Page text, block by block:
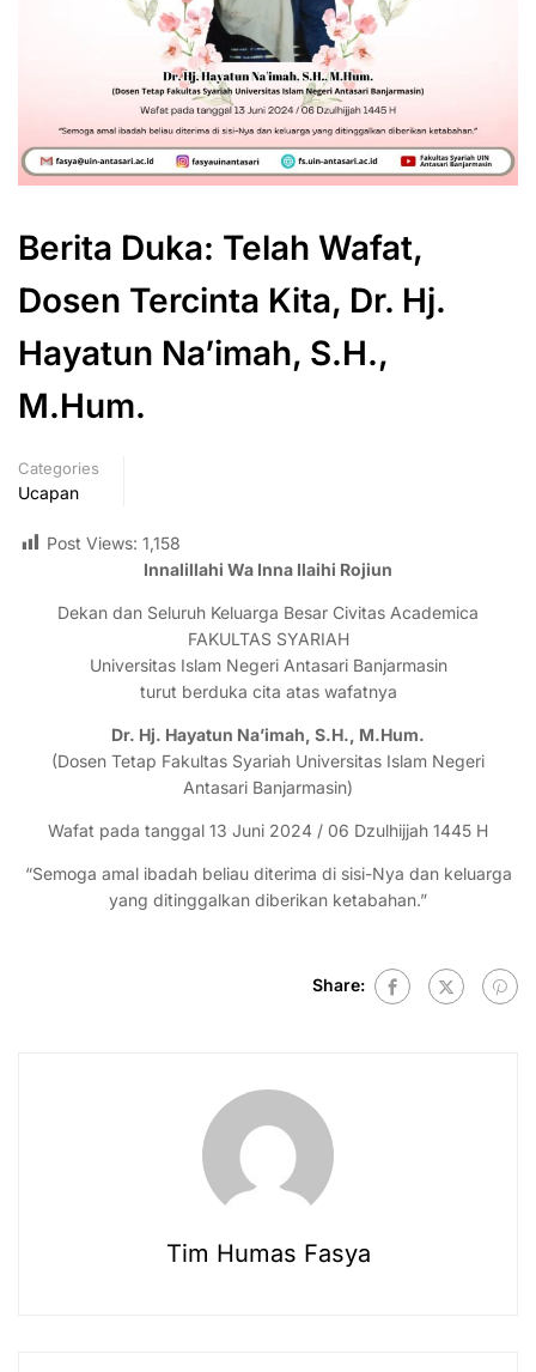
Berita Duka: Telah Wafat,
Dosen Tercinta Kita, Dr. Hj.
Hayatun Na’imah, S.H.,
M.Hum.
Categories
Ucapan
Post Views: 1,158
Innalillahi Wa Inna Ilaihi Rojiun
Dekan dan Seluruh Keluarga Besar Civitas Academica
FAKULTAS SYARIAH
Universitas Islam Negeri Antasari Banjarmasin
turut berduka cita atas wafatnya
Dr. Hj. Hayatun Na’imah, S.H., M.Hum.
(Dosen Tetap Fakultas Syariah Universitas Islam Negeri
Antasari Banjarmasin)
Wafat pada tanggal 13 Juni 2024 / 06 Dzulhijjah 1445 H
“Semoga amal ibadah beliau diterima di sisi-Nya dan keluarga
yang ditinggalkan diberikan ketabahan.”
Share:
Tim Humas Fasya